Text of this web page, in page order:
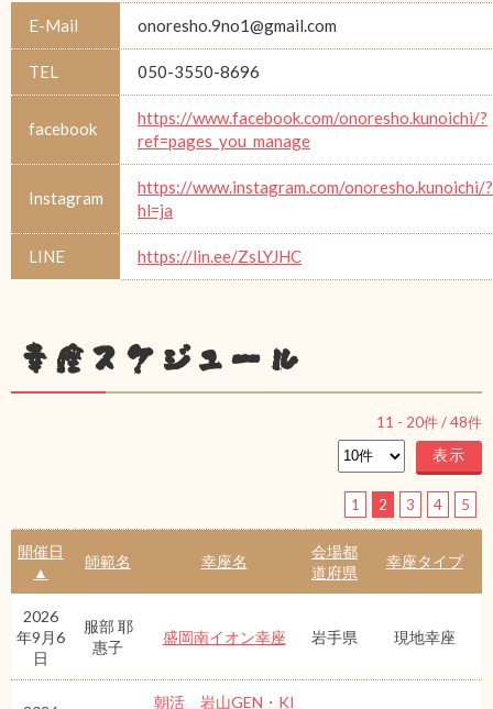
E-Mail onoresho.9no1@gmail.com
TEL 050-3550-8696
facebook
https://www.facebook.com/onoresho.kunoichi/?
ref=pages_you_manage
Instagram
https://www.instagram.com/onoresho.kunoichi/?
hl=ja
LINE https://lin.ee/ZsLYJHC
幸座スケジュール
11 - 20件 /48件
1 2 3 4 5
開催日
▲
師範名 幸座名
会場都
道府県
幸座タイプ
2026
年9月6
日
服部 耶
惠子
盛岡南イオン幸座 岩手県 現地幸座
朝活 岩山GEN・KI